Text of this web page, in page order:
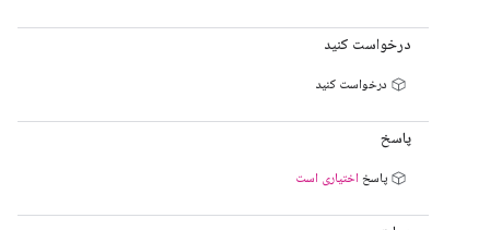
درخواست کنید
درخواست کنید
پاسخ
پاسخ اختیاری است